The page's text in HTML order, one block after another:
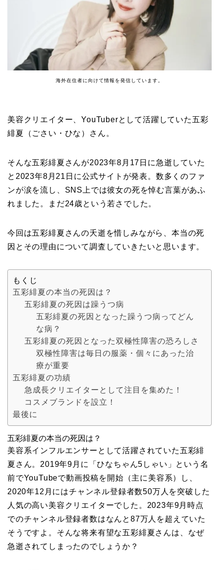
海外在住者に向けて情報を発信しています。
美容クリエイター、YouTuberとして活躍していた五彩
緋夏（ごさい・ひな）さん。
そんな五彩緋夏さんが2023年8月17日に急逝していた
と2023年8月21日に公式サイトが発表。数多くのファ
ンが涙を流し、SNS上では彼女の死を悼む言葉があふ
れました。まだ24歳という若さでした。
今回は五彩緋夏さんの夭逝を惜しみながら、本当の死
因とその理由について調査していきたいと思います。
もくじ
五彩緋夏の本当の死因は？
五彩緋夏の死因は躁うつ病
五彩緋夏の死因となった躁うつ病ってどん
な病？
五彩緋夏の死因となった双極性障害の恐ろしさ
双極性障害は毎日の服薬・個々にあった治
療が重要
五彩緋夏の功績
急成長クリエイターとして注目を集めた！
コスメブランドを設立！
最後に
五彩緋夏の本当の死因は？
美容系インフルエンサーとして活躍されていた五彩緋
夏さん。2019年9月に「ひなちゃん5しゃい」という名
前でYouTubeで動画投稿を開始（主に美容系）し、
2020年12月にはチャンネル登録者数50万人を突破した
人気の高い美容クリエイターでした。2023年9月時点
でのチャンネル登録者数はなんと87万人を超えていた
そうですよ。そんな将来有望な五彩緋夏さんは、なぜ
急逝されてしまったのでしょうか？